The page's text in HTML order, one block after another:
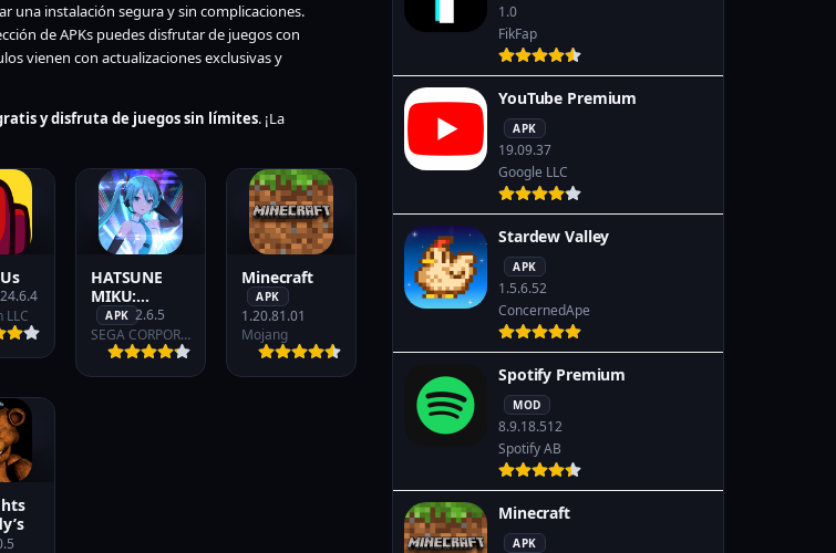
una instalación segura y sin complicaciones.
de APKs puedes disfrutar de juegos con
vienen con actualizaciones exclusivas y
y disfruta de juegos sin límites. ¡La
HATSUNE
MIKU:
COLORFUL
STAGE!
APK 2.6.5
SEGA CORPORATION
Minecraft
APK
1.20.81.01
Mojang
1.0
FikFap
YouTube Premium
APK
19.09.37
Google LLC
Stardew Valley
APK
1.5.6.52
ConcernedApe
Spotify Premium
MOD
8.9.18.512
Spotify AB
Minecraft
APK